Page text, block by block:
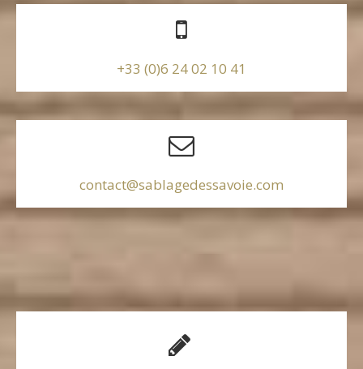
+33 (0)6 24 02 10 41
contact@sablagedessavoie.com